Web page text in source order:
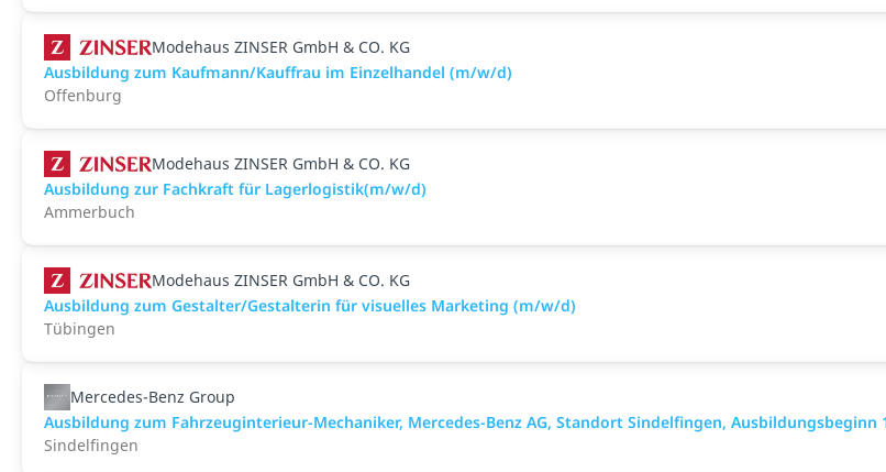
Modehaus ZINSER GmbH & CO. KG
Ausbildung zum Kaufmann/Kauffrau im Einzelhandel (m/w/d)
Offenburg
Modehaus ZINSER GmbH & CO. KG
Ausbildung zur Fachkraft für Lagerlogistik(m/w/d)
Ammerbuch
Modehaus ZINSER GmbH & CO. KG
Ausbildung zum Gestalter/Gestalterin für visuelles Marketing (m/w/d)
Tübingen
Mercedes-Benz Group
Ausbildung zum Fahrzeuginterieur-Mechaniker, Mercedes-Benz AG, Standort Sindelfingen, Ausbildungsbeginn
Sindelfingen